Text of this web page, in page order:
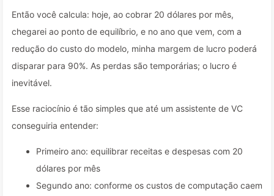
Então você calcula: hoje, ao cobrar 20 dólares por mês,
chegarei ao ponto de equilíbrio, e no ano que vem, com a
redução do custo do modelo, minha margem de lucro poderá
disparar para 90%. As perdas são temporárias; o lucro é
inevitável.
Esse raciocínio é tão simples que até um assistente de VC
conseguiria entender:
Primeiro ano: equilibrar receitas e despesas com 20
dólares por mês
Segundo ano: conforme os custos de computação caem